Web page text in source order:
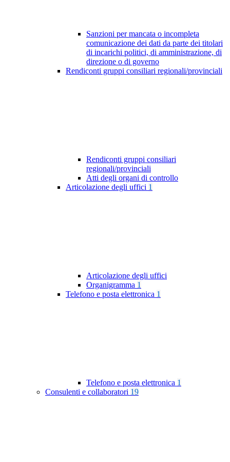
Sanzioni per mancata o incompleta
comunicazione dei dati da parte dei titolari
di incarichi politici, di amministrazione, di
direzione o di governo
Rendiconti gruppi consiliari regionali/provinciali
Rendiconti gruppi consiliari
regionali/provinciali
Atti degli organi di controllo
Articolazione degli uffici 1
Articolazione degli uffici
Organigramma 1
Telefono e posta elettronica 1
Telefono e posta elettronica 1
Consulenti e collaboratori 19